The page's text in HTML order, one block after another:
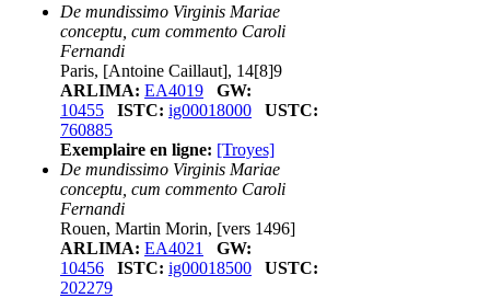
De mundissimo Virginis Mariae
conceptu, cum commento Caroli
Fernandi
Paris, [Antoine Caillaut], 14[8]9
ARLIMA: EA4019
GW:
10455
ISTC: ig00018000
USTC:
760885
Exemplaire en ligne: [Troyes]
De mundissimo Virginis Mariae
conceptu, cum commento Caroli
Fernandi
Rouen, Martin Morin, [vers 1496]
ARLIMA: EA4021
GW:
10456
ISTC: ig00018500
USTC:
202279